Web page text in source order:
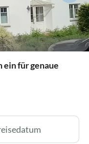
ein für genaue